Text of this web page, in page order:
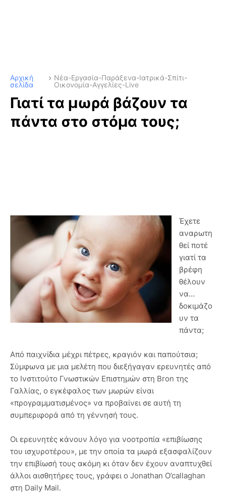
Αρχική
σελίδα
Νέα-Εργασία-Παράξενα-Ιατρικά-Σπίτι-
Οικονομία-Αγγελίες-Live
Γιατί τα μωρά βάζουν τα
πάντα στο στόμα τους;
Έχετε
αναρωτη
θεί ποτέ
γιατί τα
βρέφη
θέλουν
να…
δοκιμάζο
υν τα
πάντα;
Από παιχνίδια μέχρι πέτρες, κραγιόν και παπούτσια;
Σύμφωνα με μια μελέτη που διεξήγαγαν ερευνητές από
το Ινστιτούτο Γνωστικών Επιστημών στη Bron της
Γαλλίας, ο εγκέφαλος των μωρών είναι
«προγραμματισμένος» να προβαίνει σε αυτή τη
συμπεριφορά από τη γέννησή τους.
Οι ερευνητές κάνουν λόγο για νοοτροπία «επιβίωσης
του ισχυροτέρου», με την οποία τα μωρά εξασφαλίζουν
την επιβίωσή τους ακόμη κι όταν δεν έχουν αναπτυχθεί
άλλοι αισθητήρες τους, γράφει ο Jonathan O’callaghan
στη Daily Mail.